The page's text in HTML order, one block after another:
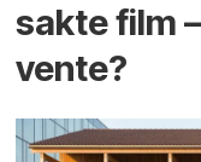
sakte film
vente?